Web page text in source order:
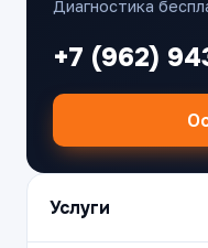
Диагностика
+7 (962)
Услуги